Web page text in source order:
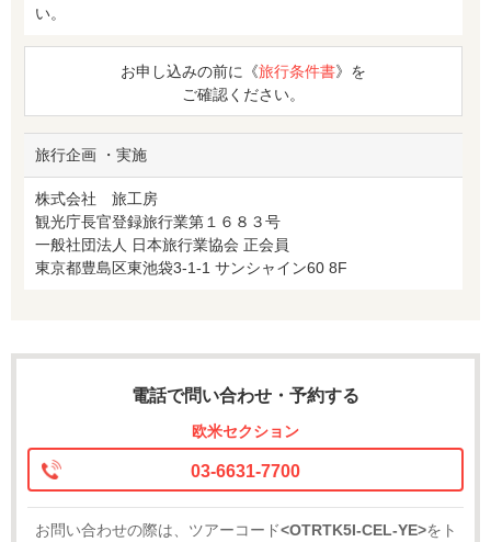
い。
お申し込みの前に《旅行条件書》を
ご確認ください。
旅行企画 ・実施
株式会社 旅工房
観光庁長官登録旅行業第１６８３号
一般社団法人 日本旅行業協会 正会員
東京都豊島区東池袋3-1-1 サンシャイン60 8F
電話で問い合わせ・予約する
欧米セクション
03-6631-7700
お問い合わせの際は、ツアーコード<OTRTK5I-CEL-YE>をト